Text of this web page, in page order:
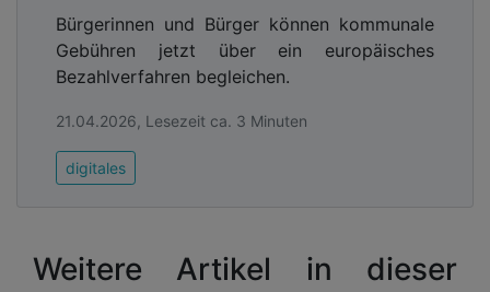
Bürgerinnen und Bürger können kommunale
Gebühren jetzt über ein europäisches
Bezahlverfahren begleichen.
21.04.2026, Lesezeit ca. 3 Minuten
digitales
Weitere Artikel in dieser